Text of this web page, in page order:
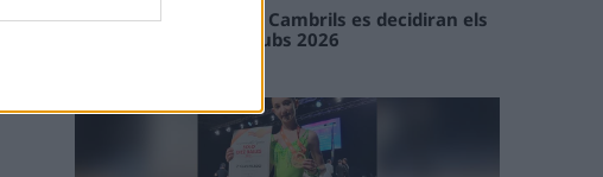
En les tirades de Flix i Cambrils es decidiran els
campions de l’Interclubs 2026